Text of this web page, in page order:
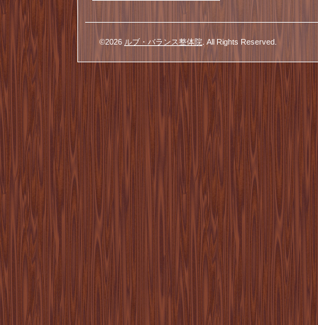
©2026 ルブ・バランス整体院 . All Rights Reserved.